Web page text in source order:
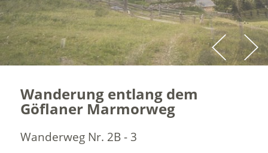
Wanderung entlang dem
Göflaner Marmorweg
Wanderweg Nr. 2B - 3